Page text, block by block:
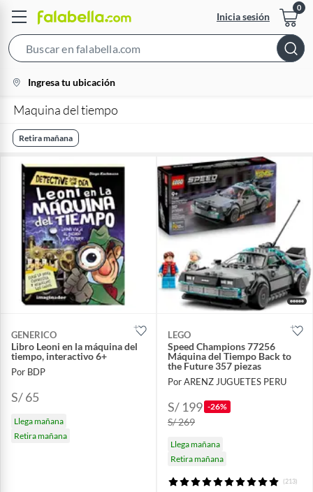
Inicia sesión
Bar
location-
icon
Ingresa tu ubicación
Maquina del tiempo
Retira mañana
GENERICO
Libro Leoni en la máquina del
tiempo, interactivo 6+
Por BDP
S/ 65
Llega mañana
Retira mañana
LEGO
Speed Champions 77256
Máquina del Tiempo Back to
the Future 357 piezas
Por ARENZ JUGUETES PERU
S/ 199 -26%
S/ 269
Llega mañana
Retira mañana
(213)